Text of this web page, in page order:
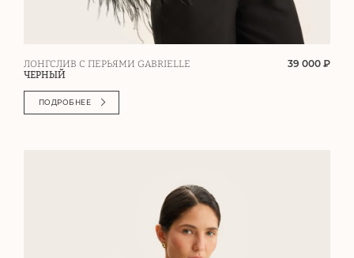
ЛОНГСЛИВ С ПЕРЬЯМИ GABRIELLE
ЧЕРНЫЙ
39 000 ₽
ПОДРОБНЕЕ